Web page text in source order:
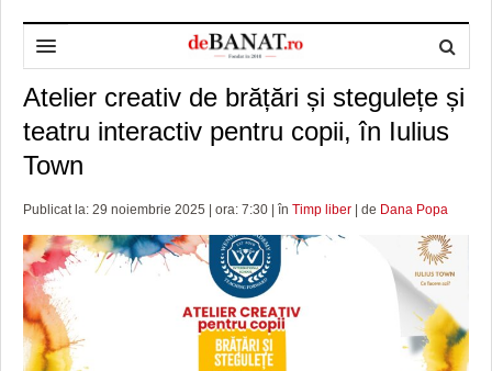
HOME
DESPRE NOI
POLITICA DE CONFIDENȚIALITATE
ADMINISTRAȚIE
PREFECTURA TIMIŞ
POLI TIMISOARA
FOTBAL JUDETEAN
OPINII
DOSARELE DEBANAT
ETICA LUCIDITĂȚII ASISTATE
TIMP LIBER ȘI CULTURĂ
ECONOMIC
Atelier creativ de brățări și stegulețe și
teatru interactiv pentru copii, în Iulius
Town
Publicat la: 29 noiembrie 2025 | ora: 7:30 | în Timp liber | de Dana Popa